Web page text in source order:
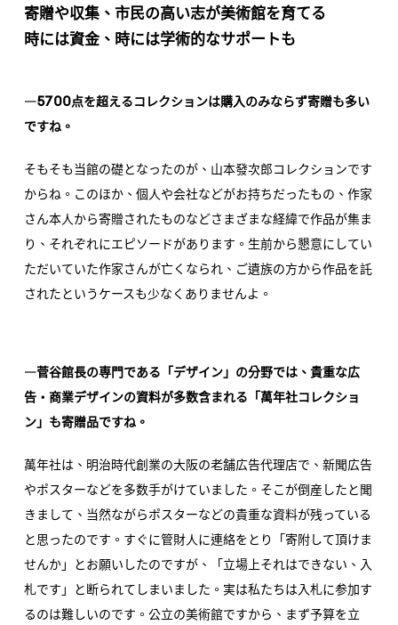
寄贈や収集、市民の高い志が美術館を育てる
時には資金、時には学術的なサポートも
―5700点を超えるコレクションは購入のみならず寄贈も多い
ですね。
そもそも当館の礎となったのが、山本發次郎コレクションです
からね。このほか、個人や会社などがお持ちだったもの、作家
さん本人から寄贈されたものなどさまざまな経緯で作品が集ま
り、それぞれにエピソードがあります。生前から懇意にしてい
ただいていた作家さんが亡くなられ、ご遺族の方から作品を託
されたというケースも少なくありませんよ。
―菅谷館長の専門である「デザイン」の分野では、貴重な広
告・商業デザインの資料が多数含まれる「萬年社コレクショ
ン」も寄贈品ですね。
萬年社は、明治時代創業の大阪の老舗広告代理店で、新聞広告
やポスターなどを多数手がけていました。そこが倒産したと聞
きまして、当然ながらポスターなどの貴重な資料が残っている
と思ったのです。すぐに管財人に連絡をとり「寄附して頂けま
せんか」とお願いしたのですが、「立場上それはできない、入
札です」と断られてしまいました。実は私たちは入札に参加す
るのは難しいのです。公立の美術館ですから、まず予算を立